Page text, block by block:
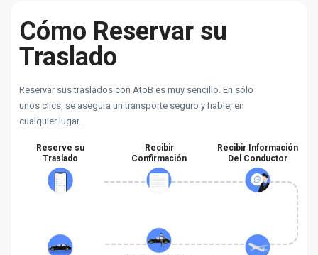
Cómo Reservar su
Traslado
Reservar sus traslados con AtoB es muy sencillo. En sólo
unos clics, se asegura un transporte seguro y fiable, en
cualquier lugar.
Reserve su
Traslado
Recibir
Confirmación
Recibir Información
Del Conductor